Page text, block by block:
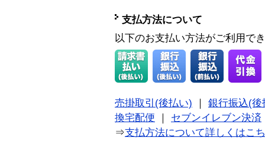
支払方法について
以下のお支払い方法がご利用で
売掛取引(後払い)
銀行振込(後
換宅配便
セブンイレブン決済
⇒支払方法について詳しくはこ